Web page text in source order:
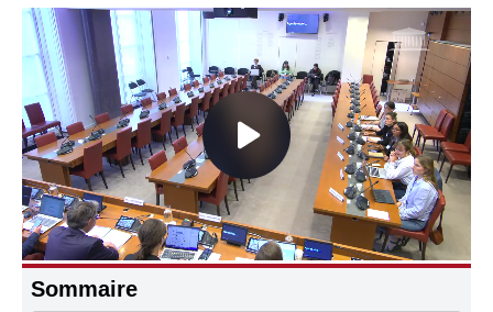
Connaissance, Histoire
Autres
Sommaire
Refugee Women’s Centre : Mme Marie Fillatre et
Mme Louise Borel, et Project Play : Mme Violette
Vancoillie et Mme Kate O’Neill
M. Sébastien Huyghe, président
Mme Louise Borel, Refugee Women’s Centre
Mme Giulia Galati, Refugee Women’s Centre
Mme Louise Borel, Refugee Women’s Centre
Mme Marie Fillatre, Refugee Women’s Centre
Mme Louise Borel, Refugee Women’s Centre
Mme Marie Fillatre, Refugee Women’s Centre
Mme Louise Borel, Refugee Women’s Centre
Mme Marie Fillatre, Refugee Women’s Centre
Mme Louise Borel, Refugee Women’s Centre
Mme Violette Vancoillie, Project Play
Mme Kate O’Neill, Project Play
M. Sébastien Huyghe, président